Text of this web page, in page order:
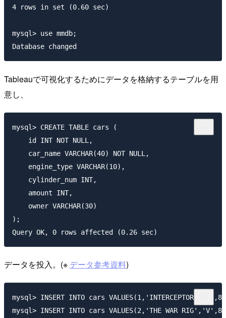
4 rows in set (0.60 sec)
mysql> use mmdb;
Tableauで可視化するためにデータを格納するテーブルを用
意し、
mysql> CREATE TABLE cars (
    id INT NOT NULL,
    car_name VARCHAR(40) NOT NULL,
    engine_type VARCHAR(10),
    cylinder_num INT,
    amount INT,
    owner VARCHAR(30)
);
データを投入。(※ データ参考資料)
mysql> INSERT INTO cars
mysql> INSERT INTO cars VALUES(2,'THE WAR